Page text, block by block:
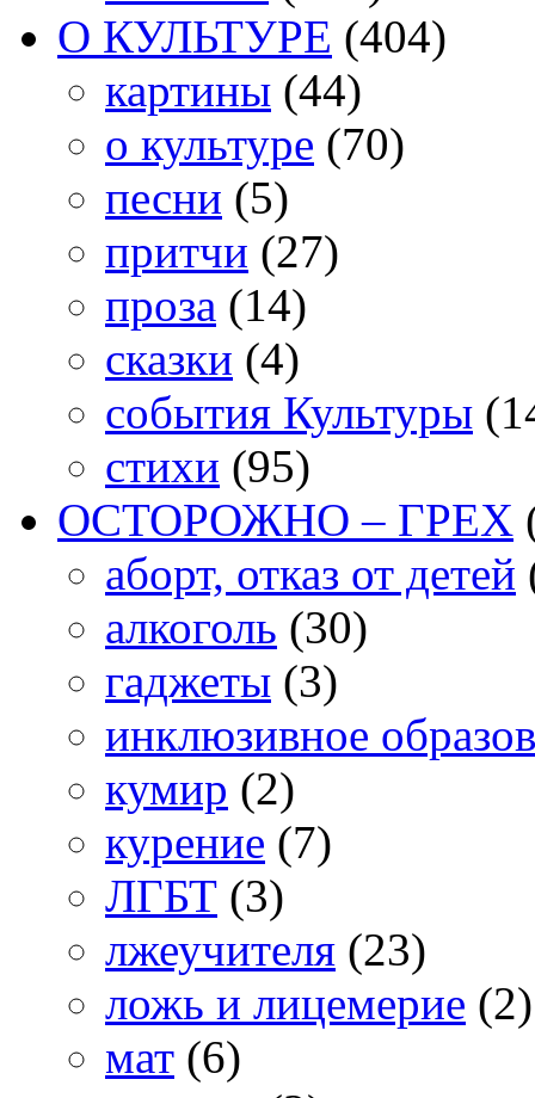
О КУЛЬТУРЕ (404)
картины (44)
о культуре (70)
песни (5)
притчи (27)
проза (14)
сказки (4)
события Культуры
стихи (95)
ОСТОРОЖНО – ГРЕХ
аборт, отказ от детей
алкоголь (30)
гаджеты (3)
инклюзивное
кумир (2)
курение (7)
ЛГБТ (3)
лжеучителя (23)
ложь и лицемерие (2)
мат (6)